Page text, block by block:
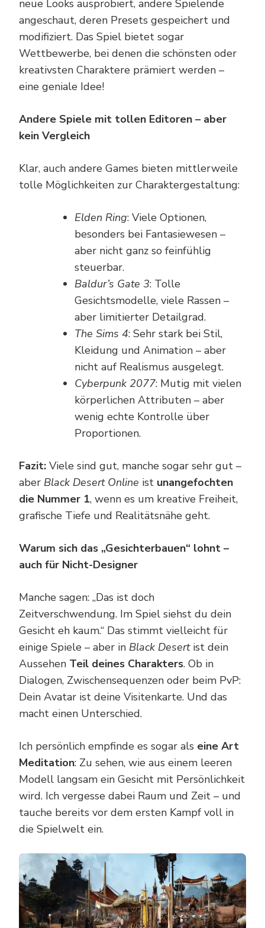
neue Looks ausprobiert, andere Spielende
angeschaut, deren Presets gespeichert und
modifiziert. Das Spiel bietet sogar
Wettbewerbe, bei denen die schönsten oder
kreativsten Charaktere prämiert werden –
eine geniale Idee!
Andere Spiele mit tollen Editoren – aber
kein Vergleich
Klar, auch andere Games bieten mittlerweile
tolle Möglichkeiten zur Charaktergestaltung:
Elden Ring: Viele Optionen,
besonders bei Fantasiewesen –
aber nicht ganz so feinfühlig
steuerbar.
Baldur’s Gate 3: Tolle
Gesichtsmodelle, viele Rassen –
aber limitierter Detailgrad.
The Sims 4: Sehr stark bei Stil,
Kleidung und Animation – aber
nicht auf Realismus ausgelegt.
Cyberpunk 2077: Mutig mit vielen
körperlichen Attributen – aber
wenig echte Kontrolle über
Proportionen.
Fazit: Viele sind gut, manche sogar sehr gut –
aber Black Desert Online ist unangefochten
die Nummer 1, wenn es um kreative Freiheit,
grafische Tiefe und Realitätsnähe geht.
Warum sich das „Gesichterbauen“ lohnt –
auch für Nicht-Designer
Manche sagen: „Das ist doch
Zeitverschwendung. Im Spiel siehst du dein
Gesicht eh kaum.“ Das stimmt vielleicht für
einige Spiele – aber in Black Desertist dein
Aussehen Teil deines Charakters. Ob in
Dialogen, Zwischensequenzen oder beim PvP:
Dein Avatar ist deine Visitenkarte. Und das
macht einen Unterschied.
Ich persönlich empfinde es sogar als eine Art
Meditation: Zu sehen, wie aus einem leeren
Modell langsam ein Gesicht mit Persönlichkeit
wird. Ich vergesse dabei Raum und Zeit – und
tauche bereits vor dem ersten Kampf voll in
die Spielwelt ein.